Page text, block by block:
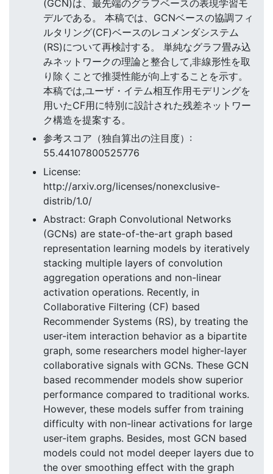
(GCN)は、最先端のグラフベースの表現学習モ
デルである。 本稿では、GCNベースの協調フィ
ルタリング(CF)ベースのレコメンダシステム
(RS)について再検討する。 単純なグラフ畳み込
みネットワークの理論と整合して,非線形性を取
り除くことで推奨性能が向上することを示す。
本稿では,ユーザ・イテム相互作用モデリングを
用いたCF用に特別に設計された残差ネットワー
ク構造を提案する。
参考スコア（独自算出の注目度）:
55.44107800525776
License:
http://arxiv.org/licenses/nonexclusive-
distrib/1.0/
Abstract: Graph Convolutional Networks
(GCNs) are state-of-the-art graph based
representation learning models by iteratively
stacking multiple layers of convolution
aggregation operations and non-linear
activation operations. Recently, in
Collaborative Filtering (CF) based
Recommender Systems (RS), by treating the
user-item interaction behavior as a bipartite
graph, some researchers model higher-layer
collaborative signals with GCNs. These GCN
based recommender models show superior
performance compared to traditional works.
However, these models suffer from training
difficulty with non-linear activations for large
user-item graphs. Besides, most GCN based
models could not model deeper layers due to
the over smoothing effect with the graph